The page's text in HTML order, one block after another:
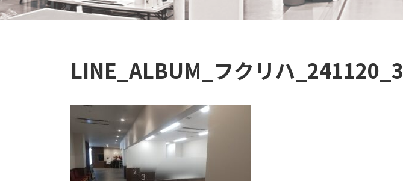
LINE_ALBUM_フクリハ_241120_3